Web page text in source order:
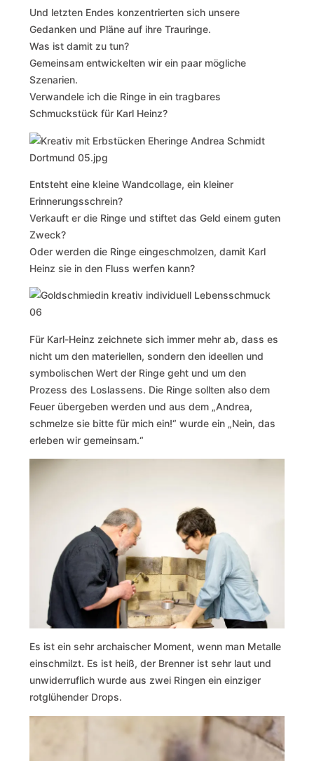
Und letzten Endes konzentrierten sich unsere
Gedanken und Pläne auf ihre Trauringe.
Was ist damit zu tun?
Gemeinsam entwickelten wir ein paar mögliche
Szenarien.
Verwandele ich die Ringe in ein tragbares
Schmuckstück für Karl Heinz?
Entsteht eine kleine Wandcollage, ein kleiner
Erinnerungsschrein?
Verkauft er die Ringe und stiftet das Geld einem guten
Zweck?
Oder werden die Ringe eingeschmolzen, damit Karl
Heinz sie in den Fluss werfen kann?
Für Karl-Heinz zeichnete sich immer mehr ab, dass es
nicht um den materiellen, sondern den ideellen und
symbolischen Wert der Ringe geht und um den
Prozess des Loslassens. Die Ringe sollten also dem
Feuer übergeben werden und aus dem „Andrea,
schmelze sie bitte für mich ein!“ wurde ein „Nein, das
erleben wir gemeinsam.“
Es ist ein sehr archaischer Moment, wenn man Metalle
einschmilzt. Es ist heiß, der Brenner ist sehr laut und
unwiderruflich wurde aus zwei Ringen ein einziger
rotglühender Drops.